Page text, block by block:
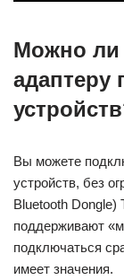
Можно ли
адаптеру
Вы можете
устройств, без
Bluetooth Dongle)
поддерживают
подключаться
имеет значения.